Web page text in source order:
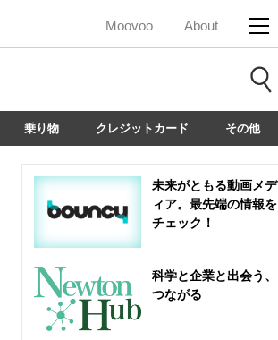
Moovoo About
乗り物 クレジットカード その他
未来がともる動画メデ
ィア。最先端の情報を
チェック！
科学と企業と出会う、
つながる